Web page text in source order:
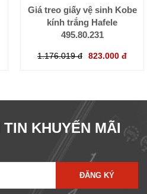
Giá treo giấy vệ sinh Kobe
kính trắng Hafele
495.80.231
1.176.019 đ 823.000 đ
KHUYẾN MÃI
ĐĂNG KÝ